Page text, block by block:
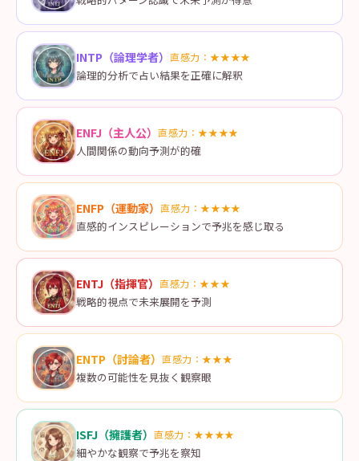
INTP （論理学者） 直感力：★★★★
論理的分析で占い結果を正確に解釈
ENFJ （主人公） 直感力：★★★★
人間関係の動向予測が的確
ENFP （運動家） 直感力：★★★★
直感的インスピレーションで予兆を感じ取る
ENTJ （指揮官） 直感力：★★★
戦略的視点で未来展開を予測
ENTP （討論者） 直感力：★★★
複数の可能性を見抜く観察眼
ISFJ （擁護者） 直感力：★★★★
細やかな観察で予兆を察知